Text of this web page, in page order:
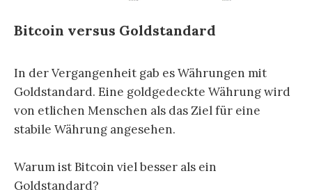
Bitcoin versus Goldstandard
In der Vergangenheit gab es Währungen mit
Goldstandard. Eine goldgedeckte Währung wird
von etlichen Menschen als das Ziel für eine
stabile Währung angesehen.
Warum ist Bitcoin viel besser als ein
Goldstandard?